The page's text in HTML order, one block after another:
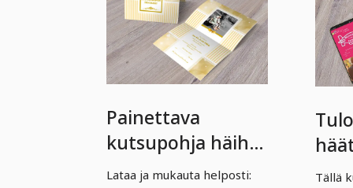
Painettava
kutsupohja häihin
- Versio 05
Lataa ja mukauta helposti:
Tällä